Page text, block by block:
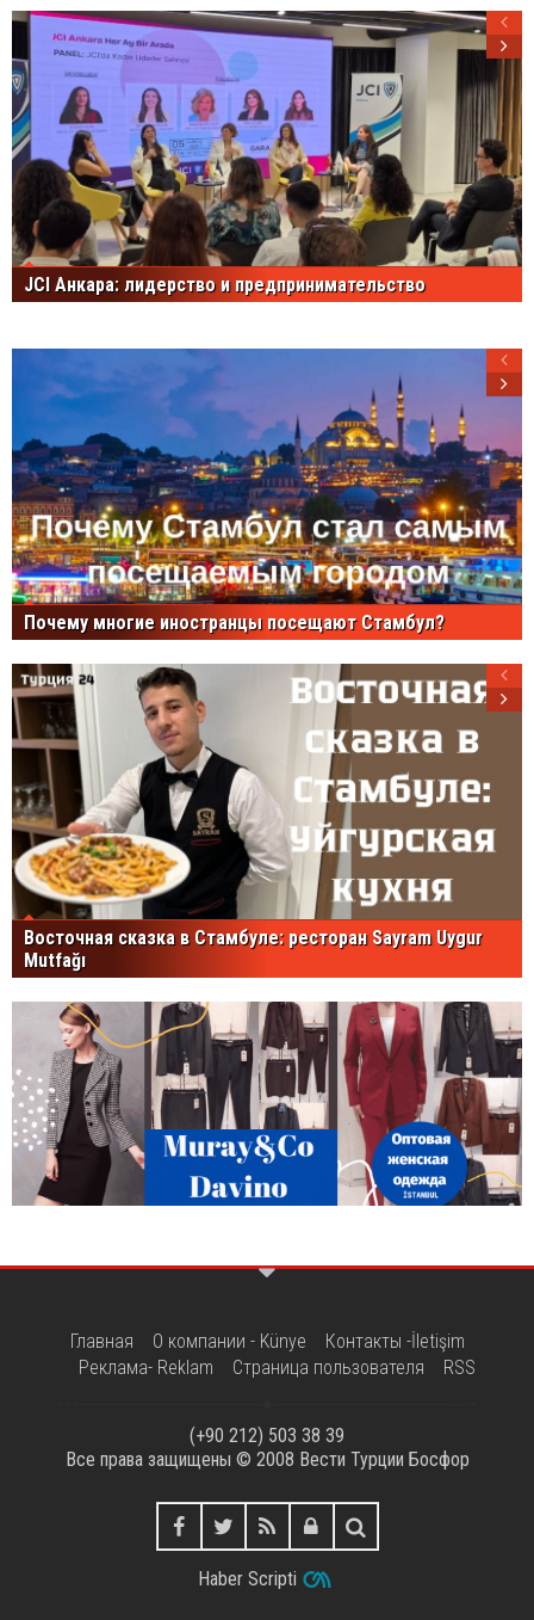
JCI Анкара: лидерство и предпринимательство
Почему многие иностранцы посещают Стамбул?
Восточная сказка в Стамбуле: ресторан Sayram Uygur
Mutfağı
Главная О компании - Künye
Контакты -İletişim
Реклама- Reklam
Страница пользователя RSS
(+90 212) 503 38 39
Все права защищены © 2008 Вести Турции Босфор
Haber Scripti